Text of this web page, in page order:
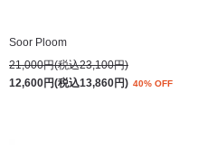
Soor Ploom
21,000円(税込23,100円)
12,600円(税込13,860円) 40% OFF